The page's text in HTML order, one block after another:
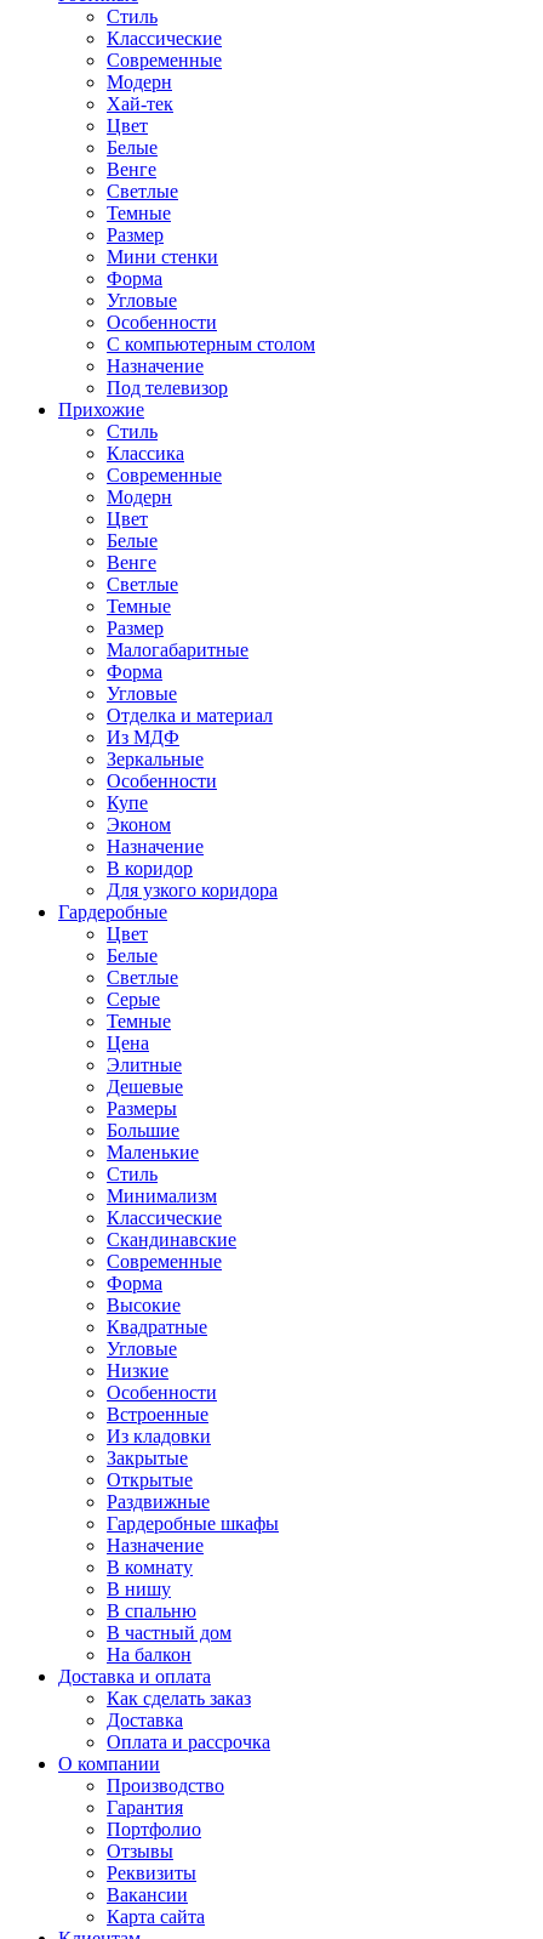
Стиль
Классические
Современные
Модерн
Хай-тек
Цвет
Белые
Венге
Светлые
Темные
Размер
Мини стенки
Форма
Угловые
Особенности
С компьютерным столом
Назначение
Под телевизор
Прихожие
Стиль
Классика
Современные
Модерн
Цвет
Белые
Венге
Светлые
Темные
Размер
Малогабаритные
Форма
Угловые
Отделка и материал
Из МДФ
Зеркальные
Особенности
Купе
Эконом
Назначение
В коридор
Для узкого коридора
Гардеробные
Цвет
Белые
Светлые
Серые
Темные
Цена
Элитные
Дешевые
Размеры
Большие
Маленькие
Стиль
Минимализм
Классические
Скандинавские
Современные
Форма
Высокие
Квадратные
Угловые
Низкие
Особенности
Встроенные
Из кладовки
Закрытые
Открытые
Раздвижные
Гардеробные шкафы
Назначение
В комнату
В нишу
В спальню
В частный дом
На балкон
Доставка и оплата
Как сделать заказ
Доставка
Оплата и рассрочка
О компании
Производство
Гарантия
Портфолио
Отзывы
Реквизиты
Вакансии
Карта сайта